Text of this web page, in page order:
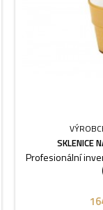
SKLENICE
Profesionální